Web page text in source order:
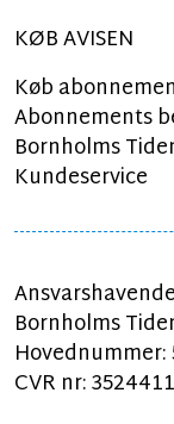
KØB AVISEN
Køb
Abonnements
Bornholms
Kundeservice
Bornholms
Hovednummer:
CVR nr: